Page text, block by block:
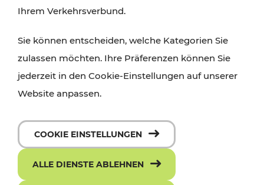
Ihrem Verkehrsverbund.
Sie können entscheiden, welche Kategorien Sie
zulassen möchten. Ihre Präferenzen können Sie
jederzeit in den Cookie-Einstellungen auf unserer
Website anpassen.
COOKIE EINSTELLUNGEN
ALLE DIENSTE ABLEHNEN